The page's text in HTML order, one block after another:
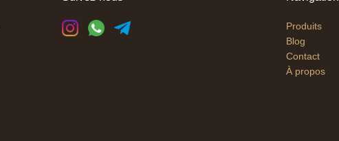
Produits
Blog
Contact
À propos